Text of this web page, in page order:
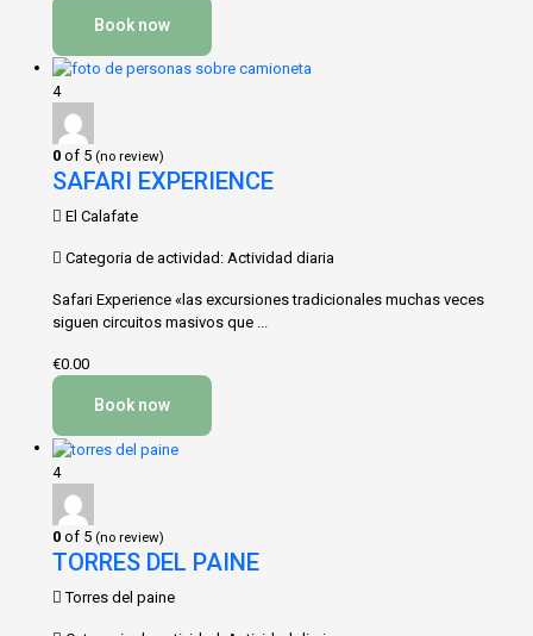
Book now
4
0 of 5 (no review)
SAFARI EXPERIENCE
El Calafate
Categoria de actividad: Actividad diaria
Safari Experience «las excursiones tradicionales muchas veces
siguen circuitos masivos que ...
€0.00
Book now
4
0 of 5 (no review)
TORRES DEL PAINE
Torres del paine